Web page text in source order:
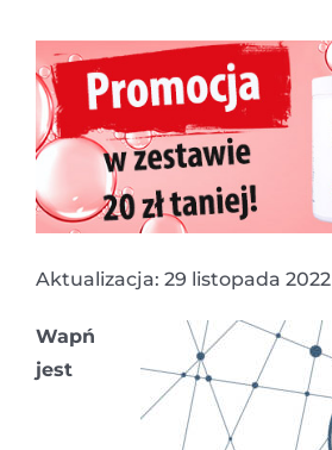
Aktualizacja: 29 listopada 2022
Wapń
jest